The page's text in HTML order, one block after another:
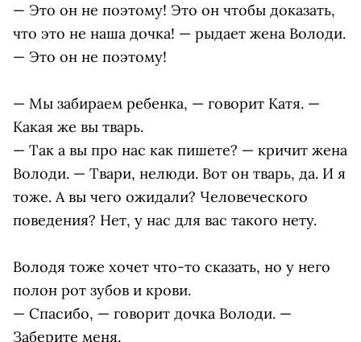
— Это он не поэтому! Это он чтобы доказать,
что это не наша дочка! — рыдает жена Володи.
— Это он не поэтому!
— Мы забираем ребенка, — говорит Катя. —
Какая же вы тварь.
— Так а вы про нас как пишете? — кричит жена
Володи. — Твари, нелюди. Вот он тварь, да. И я
тоже. А вы чего ожидали? Человеческого
поведения? Нет, у нас для вас такого нету.
Володя тоже хочет что-то сказать, но у него
полон рот зубов и крови.
— Спасибо, — говорит дочка Володи. —
Заберите меня.